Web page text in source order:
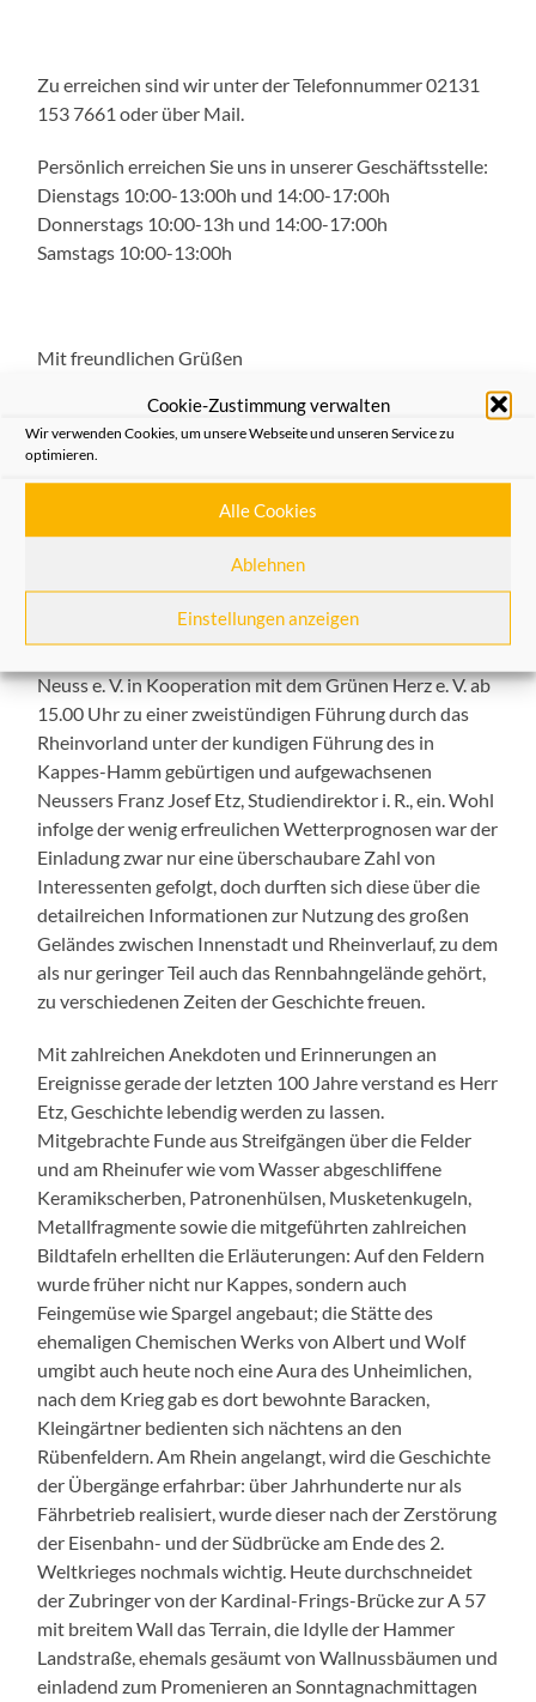
Cookie-Zustimmung verwalten
Wir verwenden Cookies, um unsere Webseite und unseren Service zu
optimieren.
Alle Cookies
Ablehnen
Einstellungen anzeigen
Zu erreichen sind wir unter der Telefonnummer 02131
153 7661 oder über Mail.
Persönlich erreichen Sie uns in unserer Geschäftsstelle:
Dienstags 10:00-13:00h und 14:00-17:00h
Donnerstags 10:00-13h und 14:00-17:00h
Samstags 10:00-13:00h
Mit freundlichen Grüßen
für den Vorstand:
Anne Holt
Heimatfreunde und LaGa
Neuss e. V. in Kooperation mit dem Grünen Herz e. V. ab
15.00 Uhr zu einer zweistündigen Führung durch das
Rheinvorland unter der kundigen Führung des in
Kappes-Hamm gebürtigen und aufgewachsenen
Neussers Franz Josef Etz, Studiendirektor i. R., ein. Wohl
infolge der wenig erfreulichen Wetterprognosen war der
Einladung zwar nur eine überschaubare Zahl von
Interessenten gefolgt, doch durften sich diese über die
detailreichen Informationen zur Nutzung des großen
Geländes zwischen Innenstadt und Rheinverlauf, zu dem
als nur geringer Teil auch das Rennbahngelände gehört,
zu verschiedenen Zeiten der Geschichte freuen.
Mit zahlreichen Anekdoten und Erinnerungen an
Ereignisse gerade der letzten 100 Jahre verstand es Herr
Etz, Geschichte lebendig werden zu lassen.
Mitgebrachte Funde aus Streifgängen über die Felder
und am Rheinufer wie vom Wasser abgeschliffene
Keramikscherben, Patronenhülsen, Musketenkugeln,
Metallfragmente sowie die mitgeführten zahlreichen
Bildtafeln erhellten die Erläuterungen: Auf den Feldern
wurde früher nicht nur Kappes, sondern auch
Feingemüse wie Spargel angebaut; die Stätte des
ehemaligen Chemischen Werks von Albert und Wolf
umgibt auch heute noch eine Aura des Unheimlichen,
nach dem Krieg gab es dort bewohnte Baracken,
Kleingärtner bedienten sich nächtens an den
Rübenfeldern. Am Rhein angelangt, wird die Geschichte
der Übergänge erfahrbar: über Jahrhunderte nur als
Fährbetrieb realisiert, wurde dieser nach der Zerstörung
der Eisenbahn- und der Südbrücke am Ende des 2.
Weltkrieges nochmals wichtig. Heute durchschneidet
der Zubringer von der Kardinal-Frings-Brücke zur A 57
mit breitem Wall das Terrain, die Idylle der Hammer
Landstraße, ehemals gesäumt von Wallnussbäumen und
einladend zum Promenieren an Sonntagnachmittagen